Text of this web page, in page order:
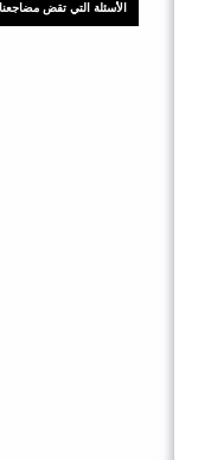
الأسئلة التي تقض مضاجعنا